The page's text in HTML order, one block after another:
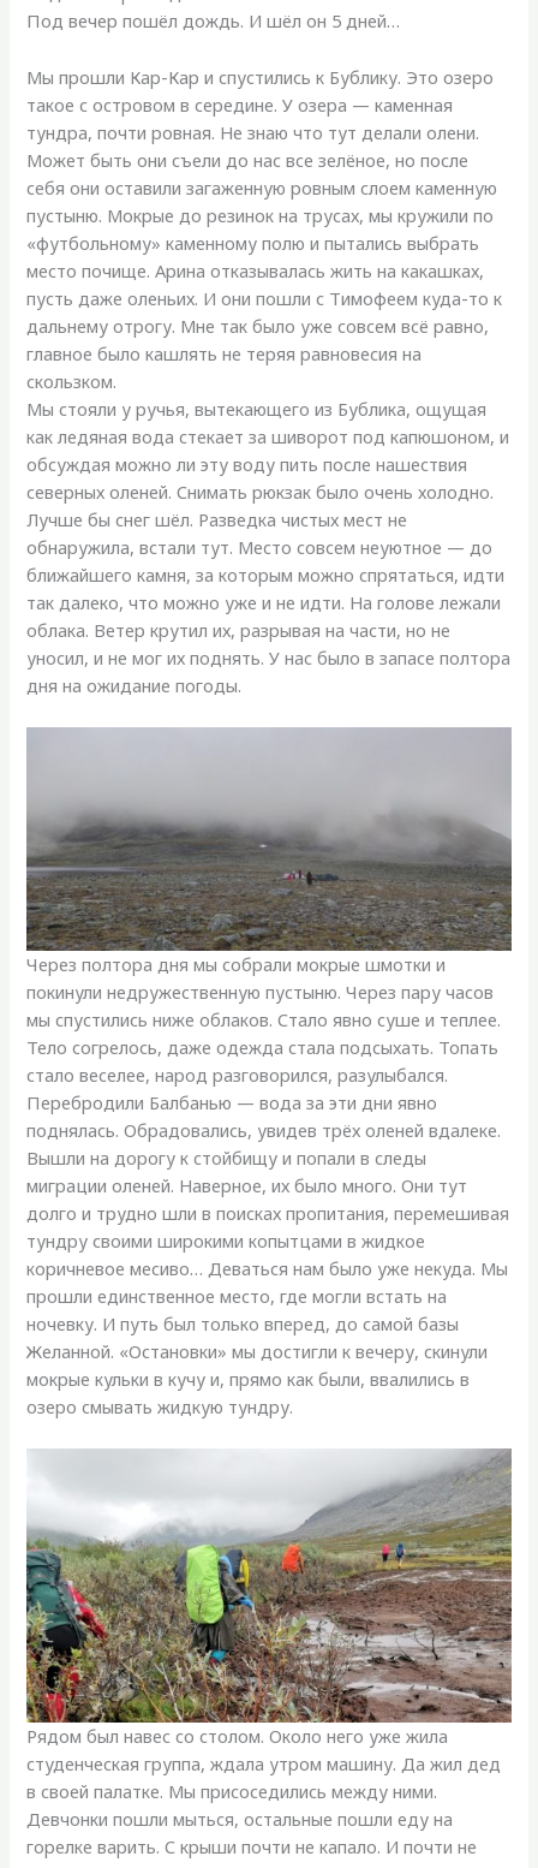
Под вечер пошёл дождь. И шёл он 5 дней…
Мы прошли Кар-Кар и спустились к Бублику. Это озеро
такое с островом в середине. У озера — каменная
тундра, почти ровная. Не знаю что тут делали олени.
Может быть они съели до нас все зелёное, но после
себя они оставили загаженную ровным слоем каменную
пустыню. Мокрые до резинок на трусах, мы кружили по
«футбольному» каменному полю и пытались выбрать
место почище. Арина отказывалась жить на какашках,
пусть даже оленьих. И они пошли с Тимофеем куда-то к
дальнему отрогу. Мне так было уже совсем всё равно,
главное было кашлять не теряя равновесия на
скользком.
Мы стояли у ручья, вытекающего из Бублика, ощущая
как ледяная вода стекает за шиворот под капюшоном, и
обсуждая можно ли эту воду пить после нашествия
северных оленей. Снимать рюкзак было очень холодно.
Лучше бы снег шёл. Разведка чистых мест не
обнаружила, встали тут. Место совсем неуютное — до
ближайшего камня, за которым можно спрятаться, идти
так далеко, что можно уже и не идти. На голове лежали
облака. Ветер крутил их, разрывая на части, но не
уносил, и не мог их поднять. У нас было в запасе полтора
дня на ожидание погоды.
Через полтора дня мы собрали мокрые шмотки и
покинули недружественную пустыню. Через пару часов
мы спустились ниже облаков. Стало явно суше и теплее.
Тело согрелось, даже одежда стала подсыхать. Топать
стало веселее, народ разговорился, разулыбался.
Перебродили Балбанью — вода за эти дни явно
поднялась. Обрадовались, увидев трёх оленей вдалеке.
Вышли на дорогу к стойбищу и попали в следы
миграции оленей. Наверное, их было много. Они тут
долго и трудно шли в поисках пропитания, перемешивая
тундру своими широкими копытцами в жидкое
коричневое месиво… Деваться нам было уже некуда. Мы
прошли единственное место, где могли встать на
ночевку. И путь был только вперед, до самой базы
Желанной. «Остановки» мы достигли к вечеру, скинули
мокрые кульки в кучу и, прямо как были, ввалились в
озеро смывать жидкую тундру.
Рядом был навес со столом. Около него уже жила
студенческая группа, ждала утром машину. Да жил дед
в своей палатке. Мы присоседились между ними.
Девчонки пошли мыться, остальные пошли еду на
горелке варить. С крыши почти не капало. И почти не